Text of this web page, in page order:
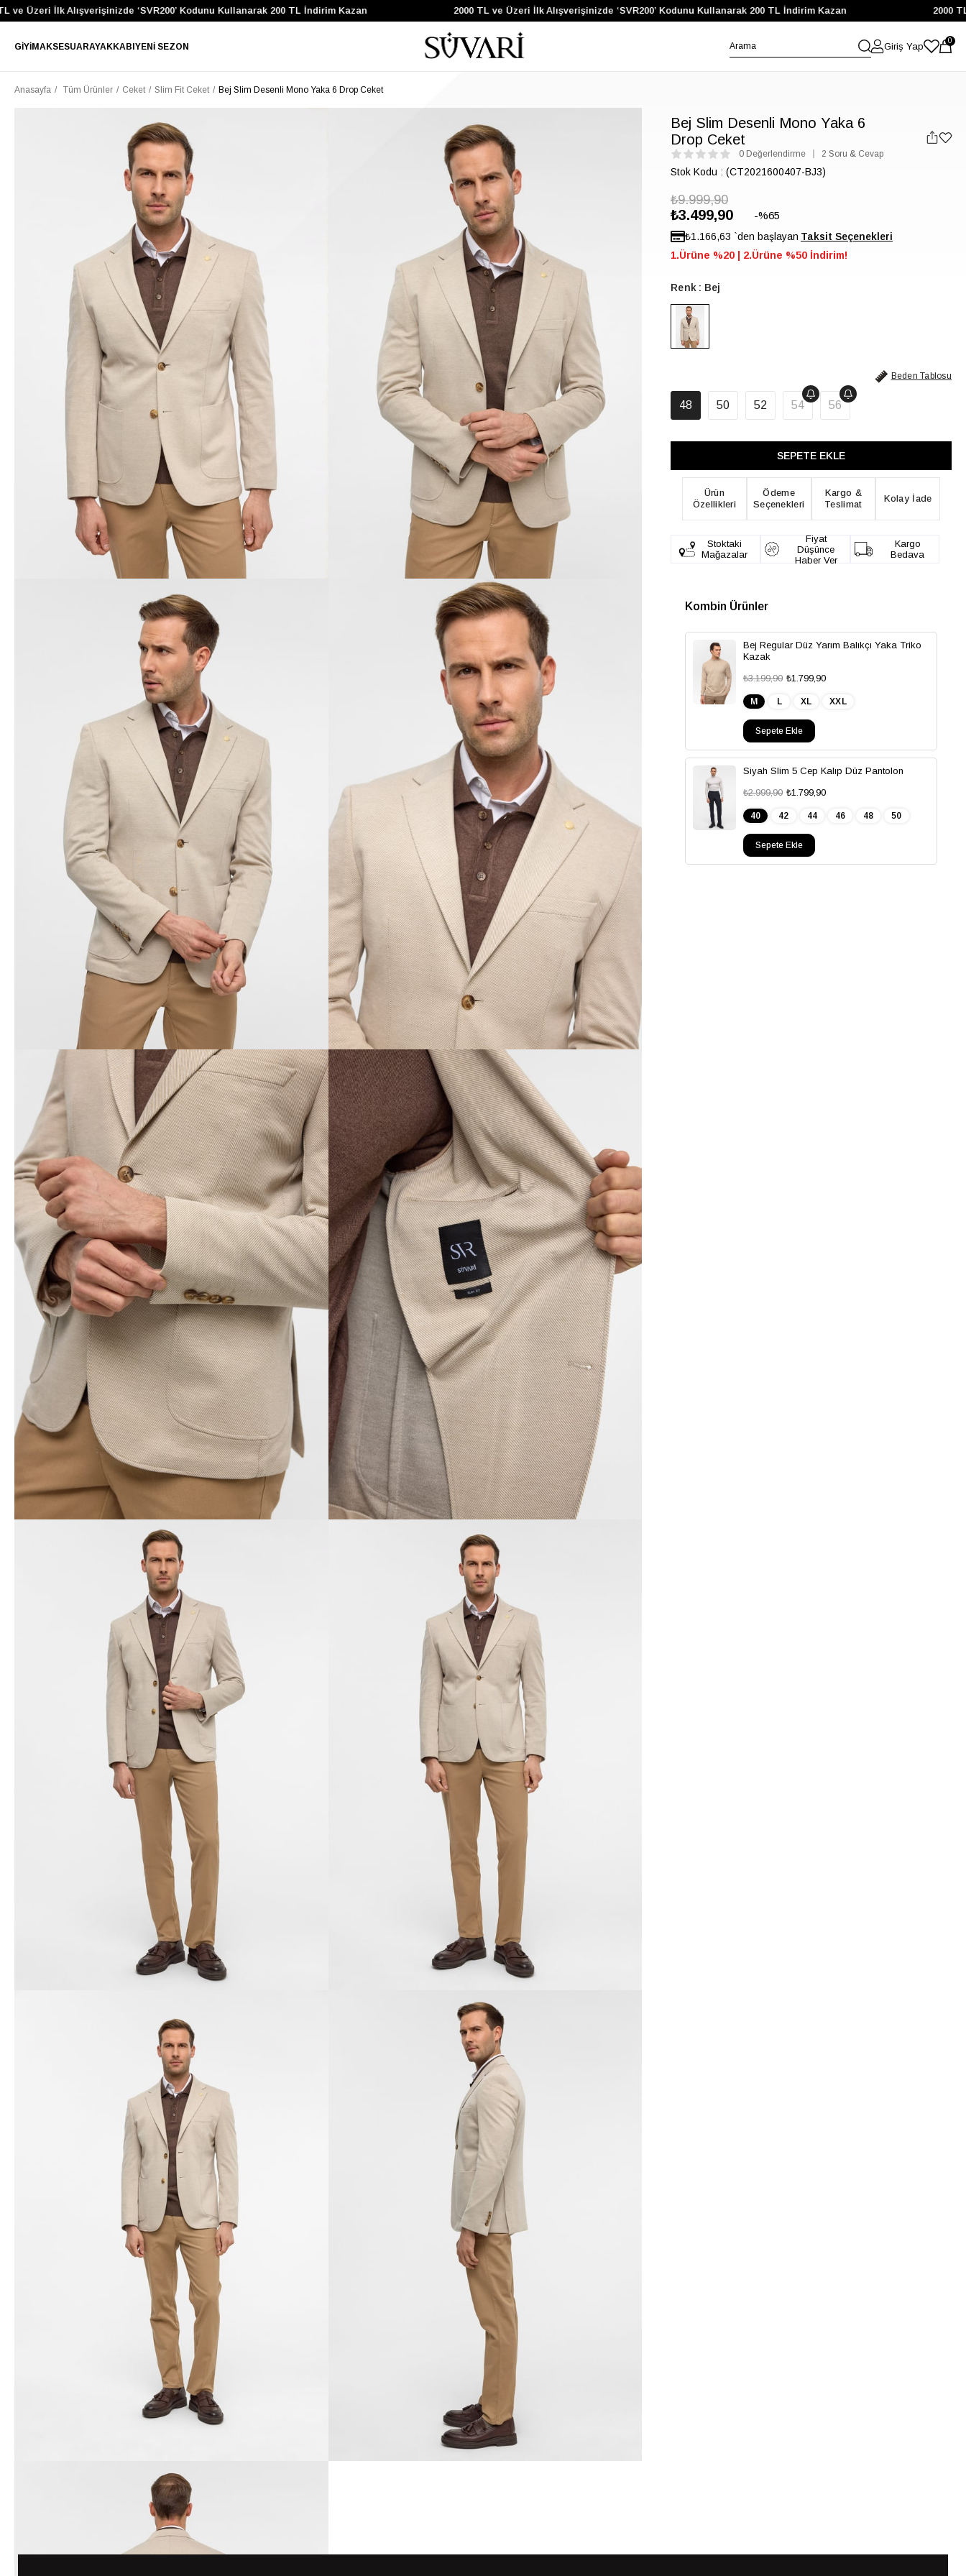
İlk Alışverişinizde ‘SVR200’ Kodunu Kullanarak 200 TL İndirim Kazan 2000 TL ve Üzeri İlk Alışverişinizde ‘SVR200’ Kodunu Kullanarak 200 TL İndirim Kazan 2000 TL ve
GIYIMAKSESUARAYAKKABIYENI SEZON Giriş Yap
0
Anasayfa Tüm Ürünler Ceket Slim Fit Ceket Bej Slim Desenli Mono Yaka 6 Drop Ceket
Bej Slim Desenli Mono Yaka 6
Drop Ceket
0 Değerlendirme 2 Soru & Cevap
Stok Kodu (CT2021600407-BJ3)
₺9.999,90
₺3.499,90 65
₺1.166,63 `den başlayan
1.Ürüne %20 | 2.Ürüne %50 İndirim!
Renk Bej
Beden Tablosu
48 50 52 54 56
Ürün
Özellikleri
Ödeme
Seçenekleri
Kargo &
Teslimat
Kolay İade
Stoktaki
Mağazalar
Fiyat
Düşünce
Haber Ver
Kargo
Bedava
Bej Regular Düz Yarım Balıkçı Yaka Triko
Kazak
₺3.199,90 ₺1.799,90
M L XL XXL
Sepete Ekle
Siyah Slim 5 Cep Kalıp Düz Pantolon
₺2.999,90 ₺1.799,90
40 42 44 46 48 50
Sepete Ekle